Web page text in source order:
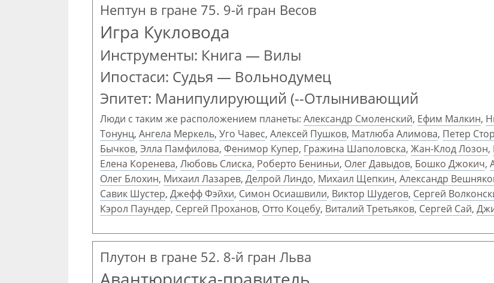
Нептун в гране 75. 9-й гран Весов
Игра Кукловода
Инструменты: Книга — Вилы
Ипостаси: Судья — Вольнодумец
Эпитет: Манипулирующий (--Отлынивающий
Люди с таким же расположением планеты: Александр Смоленский, Ефим Малкин,
Тонунц, Ангела Меркель, Уго Чавес, Алексей Пушков, Матлюба Алимова, Петер
Бычков, Элла Памфилова, Фенимор Купер, Гражина Шаполовска, Жан-Клод Лозон,
Елена Коренева, Любовь Слиска, Роберто Бениньи, Олег Давыдов, Бошко Джокич,
Олег Блохин, Михаил Лазарев, Делрой Линдо, Михаил Щепкин, Александр
Савик Шустер, Джефф Фэйхи, Симон Осиашвили, Виктор Шудегов, Сергей
Кэрол Паундер, Сергей Проханов, Отто Коцебу, Виталий Третьяков, Сергей Сай,
Плутон в гране 52. 8-й гран Льва